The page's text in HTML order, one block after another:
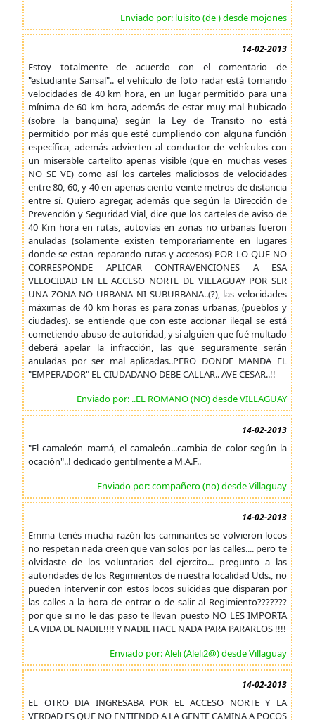
Enviado por: luisito (de ) desde mojones
14-02-2013
Estoy totalmente de acuerdo con el comentario de
"estudiante Sansal".. el vehículo de foto radar está tomando
velocidades de 40 km hora, en un lugar permitido para una
mínima de 60 km hora, además de estar muy mal hubicado
(sobre la banquina) según la Ley de Transito no está
permitido por más que esté cumpliendo con alguna función
específica, además advierten al conductor de vehículos con
un miserable cartelito apenas visible (que en muchas veses
NO SE VE) como así los carteles maliciosos de velocidades
entre 80, 60, y 40 en apenas ciento veinte metros de distancia
entre sí. Quiero agregar, además que según la Dirección de
Prevención y Seguridad Vial, dice que los carteles de aviso de
40 Km hora en rutas, autovías en zonas no urbanas fueron
anuladas (solamente existen temporariamente en lugares
donde se estan reparando rutas y accesos) POR LO QUE NO
CORRESPONDE APLICAR CONTRAVENCIONES A ESA
VELOCIDAD EN EL ACCESO NORTE DE VILLAGUAY POR SER
UNA ZONA NO URBANA NI SUBURBANA..(?), las velocidades
máximas de 40 km horas es para zonas urbanas, (pueblos y
ciudades). se entiende que con este accionar ilegal se está
cometiendo abuso de autoridad, y si alguien que fué multado
deberá apelar la infracción, las que seguramente serán
anuladas por ser mal aplicadas..PERO DONDE MANDA EL
"EMPERADOR" EL CIUDADANO DEBE CALLAR.. AVE CESAR..!!
Enviado por: ..EL ROMANO (NO) desde VILLAGUAY
14-02-2013
"El camaleón mamá, el camaleón...cambia de color según la
ocación"..! dedicado gentilmente a M.A.F..
Enviado por: compañero (no) desde Villaguay
14-02-2013
Emma tenés mucha razón los caminantes se volvieron locos
no respetan nada creen que van solos por las calles.... pero te
olvidaste de los voluntarios del ejercito... pregunto a las
autoridades de los Regimientos de nuestra localidad Uds., no
pueden intervenir con estos locos suicidas que disparan por
las calles a la hora de entrar o de salir al Regimiento???????
por que si no le das paso te llevan puesto NO LES IMPORTA
LA VIDA DE NADIE!!!! Y NADIE HACE NADA PARA PARARLOS !!!!
Enviado por: Aleli (Aleli2@) desde Villaguay
14-02-2013
EL OTRO DIA INGRESABA POR EL ACCESO NORTE Y LA
VERDAD ES QUE NO ENTIENDO A LA GENTE CAMINA A POCOS